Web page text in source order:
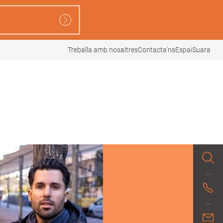
Treballa amb nosaltresContacta'nsEspaiSuara